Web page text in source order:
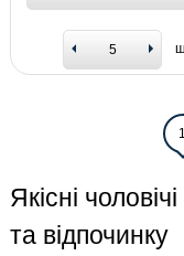
1
Якісні
та відпочинку